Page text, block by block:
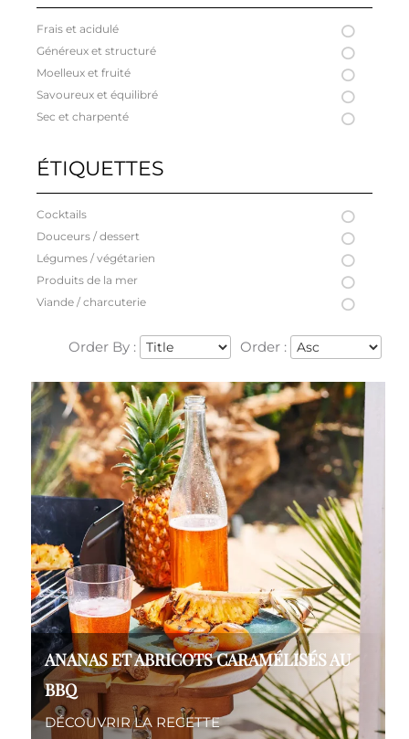
Frais et acidulé
Généreux et structuré
Moelleux et fruité
Savoureux et équilibré
Sec et charpenté
ÉTIQUETTES
Cocktails
Douceurs / dessert
Légumes / végétarien
Produits de la mer
Viande / charcuterie
Order By : Order :
ANANAS ET ABRICOTS CARAMÉLISÉS AU
BBQ
DÉCOUVRIR LA RECETTE